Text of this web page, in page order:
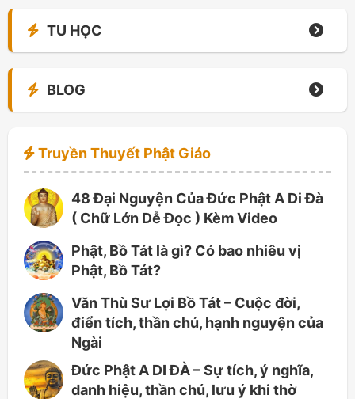
TU HỌC
BLOG
Truyền Thuyết Phật Giáo
48 Đại Nguyện Của Đức Phật A Di Đà
( Chữ Lớn Dễ Đọc ) Kèm Video
Phật, Bồ Tát là gì? Có bao nhiêu vị
Phật, Bồ Tát?
Văn Thù Sư Lợi Bồ Tát – Cuộc đời,
điển tích, thần chú, hạnh nguyện của
Ngài
Đức Phật A DI ĐÀ – Sự tích, ý nghĩa,
danh hiệu, thần chú, lưu ý khi thờ